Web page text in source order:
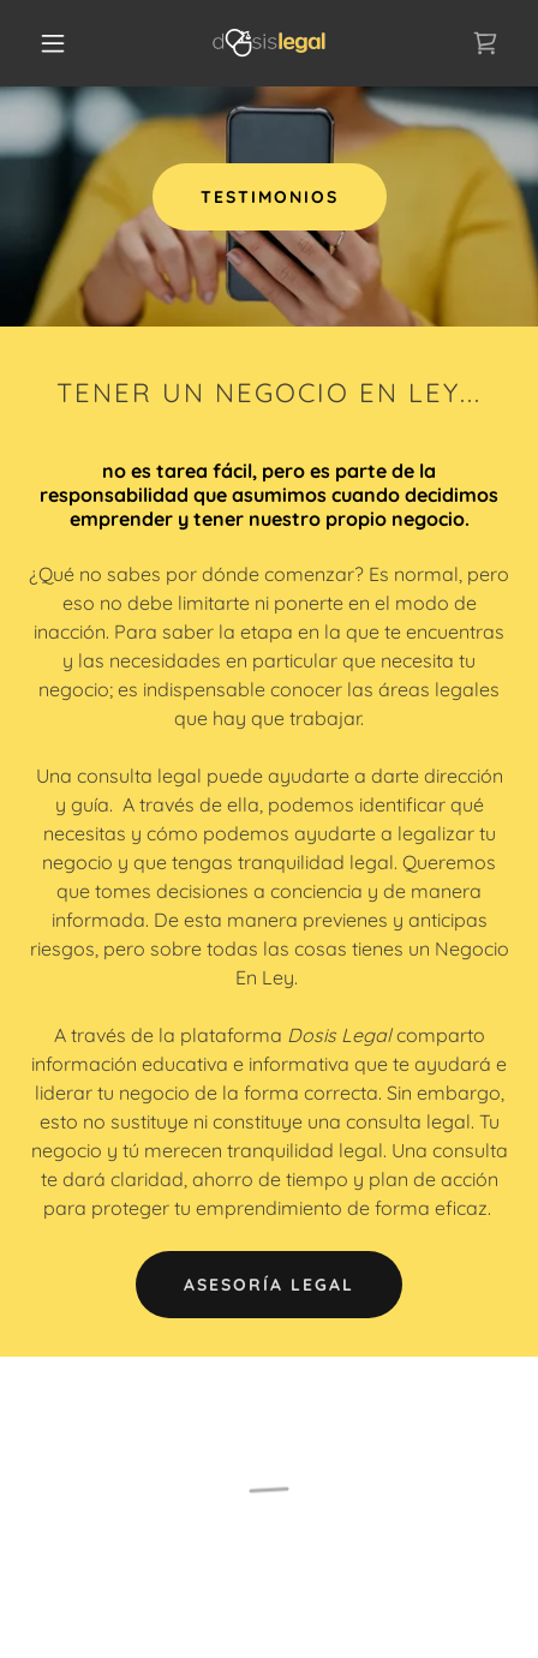
TESTIMONIOS
TENER UN NEGOCIO EN LEY...
no es tarea fácil, pero es parte de la
responsabilidad que asumimos cuando decidimos
emprender y tener nuestro propio negocio.
¿Qué no sabes por dónde comenzar? Es normal, pero
eso no debe limitarte ni ponerte en el modo de
inacción. Para saber la etapa en la que te encuentras
y las necesidades en particular que necesita tu
negocio; es indispensable conocer las áreas legales
que hay que trabajar.
Una consulta legal puede ayudarte a darte dirección
y guía. A través de ella, podemos identificar qué
necesitas y cómo podemos ayudarte a legalizar tu
negocio y que tengas tranquilidad legal. Queremos
que tomes decisiones a conciencia y de manera
informada. De esta manera previenes y anticipas
riesgos, pero sobre todas las cosas tienes un Negocio
En Ley.
A través de la plataforma Dosis Legalcomparto
información educativa e informativa que te ayudará e
liderar tu negocio de la forma correcta. Sin embargo,
esto no sustituye ni constituye una consulta legal. Tu
negocio y tú merecen tranquilidad legal. Una consulta
te dará claridad, ahorro de tiempo y plan de acción
para proteger tu emprendimiento de forma eficaz.
ASESORÍA LEGAL